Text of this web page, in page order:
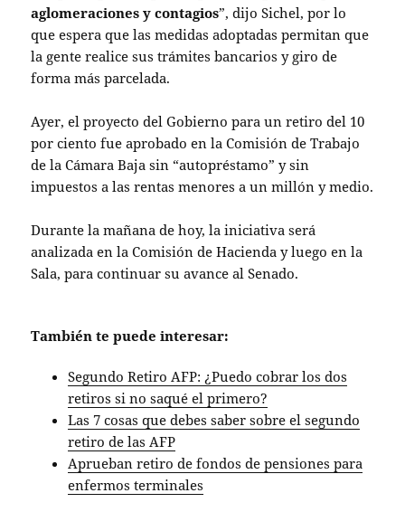
aglomeraciones y contagios”, dijo Sichel, por lo
que espera que las medidas adoptadas permitan que
la gente realice sus trámites bancarios y giro de
forma más parcelada.
Ayer, el proyecto del Gobierno para un retiro del 10
por ciento fue aprobado en la Comisión de Trabajo
de la Cámara Baja sin “autopréstamo” y sin
impuestos a las rentas menores a un millón y medio.
Durante la mañana de hoy, la iniciativa será
analizada en la Comisión de Hacienda y luego en la
Sala, para continuar su avance al Senado.
También te puede interesar:
Segundo Retiro AFP: ¿Puedo cobrar los dos
retiros si no saqué el primero?
Las 7 cosas que debes saber sobre el segundo
retiro de las AFP
Aprueban retiro de fondos de pensiones para
enfermos terminales